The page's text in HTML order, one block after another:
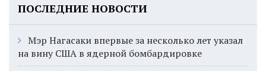
ПОСЛЕДНИЕ НОВОСТИ
Мэр Нагасаки впервые за несколько лет указал
на вину США в ядерной бомбардировке